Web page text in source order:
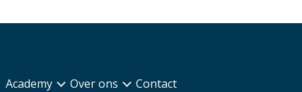
Academy Over ons Contact